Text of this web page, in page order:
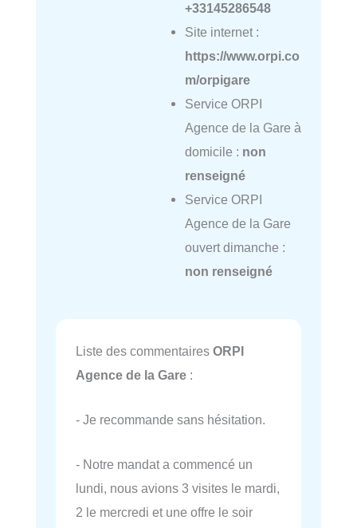
+33145286548
Site internet :
https://www.orpi.co
m/orpigare
Service ORPI
Agence de la Gare à
domicile : non
renseigné
Service ORPI
Agence de la Gare
ouvert dimanche :
non renseigné
Liste des commentaires ORPI
Agence de la Gare :
- Je recommande sans hésitation.
- Notre mandat a commencé un
lundi, nous avions 3 visites le mardi,
2 le mercredi et une offre le soir